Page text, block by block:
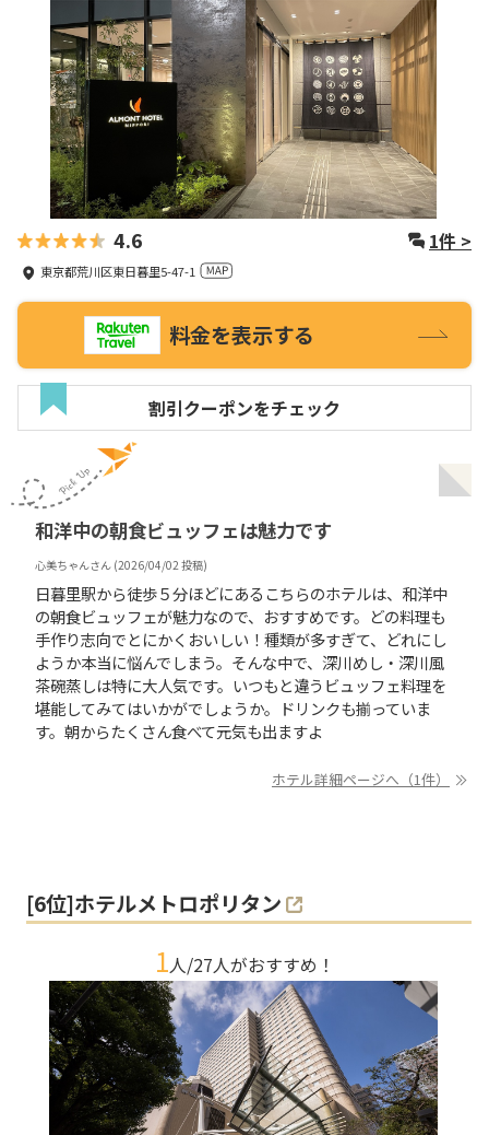
4.6 1件 >
東京都荒川区東日暮里5-47-1
料金を表示する
割引クーポンをチェック
和洋中の朝食ビュッフェは魅力です
心美ちゃんさん (2026/04/02 投稿)
日暮里駅から徒歩５分ほどにあるこちらのホテルは、和洋中
の朝食ビュッフェが魅力なので、おすすめです。どの料理も
手作り志向でとにかくおいしい！種類が多すぎて、どれにし
ようか本当に悩んでしまう。そんな中で、深川めし・深川風
茶碗蒸しは特に大人気です。いつもと違うビュッフェ料理を
堪能してみてはいかがでしょうか。ドリンクも揃っていま
す。朝からたくさん食べて元気も出ますよ
ホテル詳細ページへ（1件）
[6位]ホテルメトロポリタン
1人/27人がおすすめ！